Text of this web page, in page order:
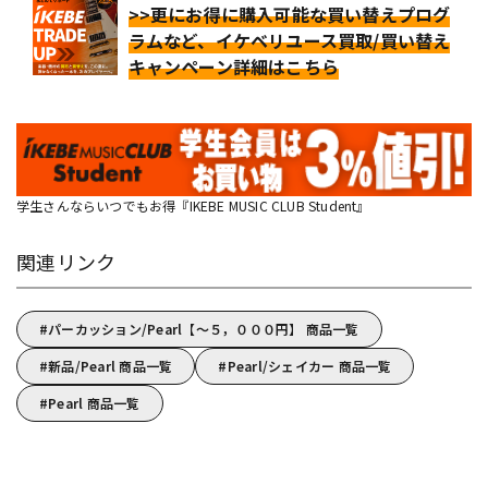
>>更にお得に購入可能な買い替えプログ
ラムなど、イケベリユース買取/買い替え
キャンペーン詳細はこちら
学生さんならいつでもお得『IKEBE MUSIC CLUB Student』
関連リンク
パーカッション/Pearl【～５，０００円】 商品一覧
新品/Pearl 商品一覧
Pearl/シェイカー 商品一覧
Pearl 商品一覧